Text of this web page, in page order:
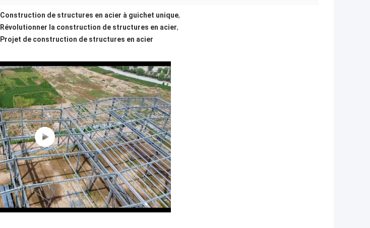
Construction de structures en acier à guichet unique,
Révolutionner la construction de structures en acier,
Projet de construction de structures en acier